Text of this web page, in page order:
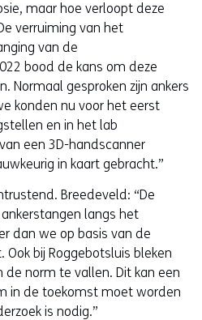
maar hoe verloopt deze
verruiming van het
van de
bood de kans om deze
Normaal gesproken zijn ankers
konden nu voor het eerst
en in het lab
een 3D-handscanner
in kaart gebracht.”
Breedeveld: “De
langs het
dan we op basis van de
bij Roggebotsluis bleken
norm te vallen. Dit kan een
in de toekomst moet worden
is nodig.”